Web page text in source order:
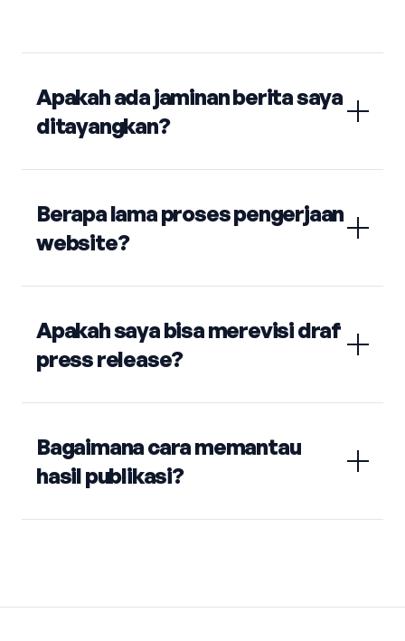
Apakah ada jaminan berita saya
ditayangkan?
Berapa lama proses pengerjaan
website?
Apakah saya bisa merevisi draf
press release?
Bagaimana cara memantau
hasil publikasi?